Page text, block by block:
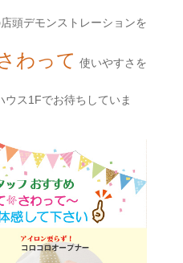
頭デモンストレーションを
わって 使いやすさを
ス1Fでお待ちしていま